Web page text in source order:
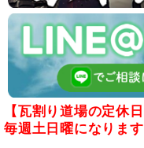
【瓦割り道場の定休
毎週土日曜になります